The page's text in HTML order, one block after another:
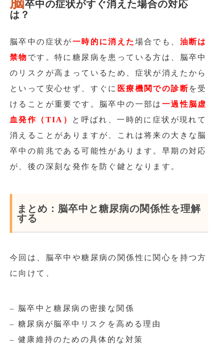
卒中の症状がすぐ消えた場合の対応
は？
脳卒中の症状が一時的に消えた 場合でも、 油断は
禁物 です。特に糖尿病を患っている方は、脳卒中
のリスクが高まっているため、症状が消えたから
といって安心せず、すぐに 医療機関での診断を受
けることが重要です。脳卒中の一部は 一過性脳虚
血発作（TIA）
と呼ばれ、一時的に症状が現れて
消えることがありますが、これは将来の大きな脳
卒中の前兆である可能性があります。早期の対応
が、後の深刻な発作を防ぐ鍵となります。
まとめ：脳卒中と糖尿病の関係性を理解
する
今回は、脳卒中や糖尿病の関係性に関心を持つ方
に向けて、
– 脳卒中と糖尿病の密接な関係
– 糖尿病が脳卒中リスクを高める理由
– 健康維持のための具体的な対策